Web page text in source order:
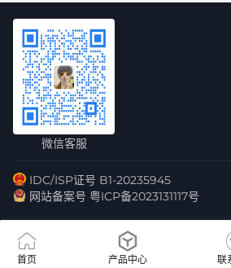
微信客服
IDC/ISP证号 B1-20235945
网站备案号 粤ICP备2023131117号
首页 产品中心 联